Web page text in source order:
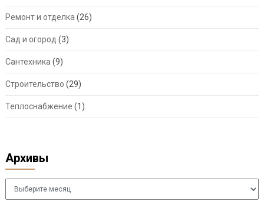
Ремонт и отделка (26)
Сад и огород (3)
Сантехника (9)
Строительство (29)
Теплоснабжение (1)
Архивы
Архивы